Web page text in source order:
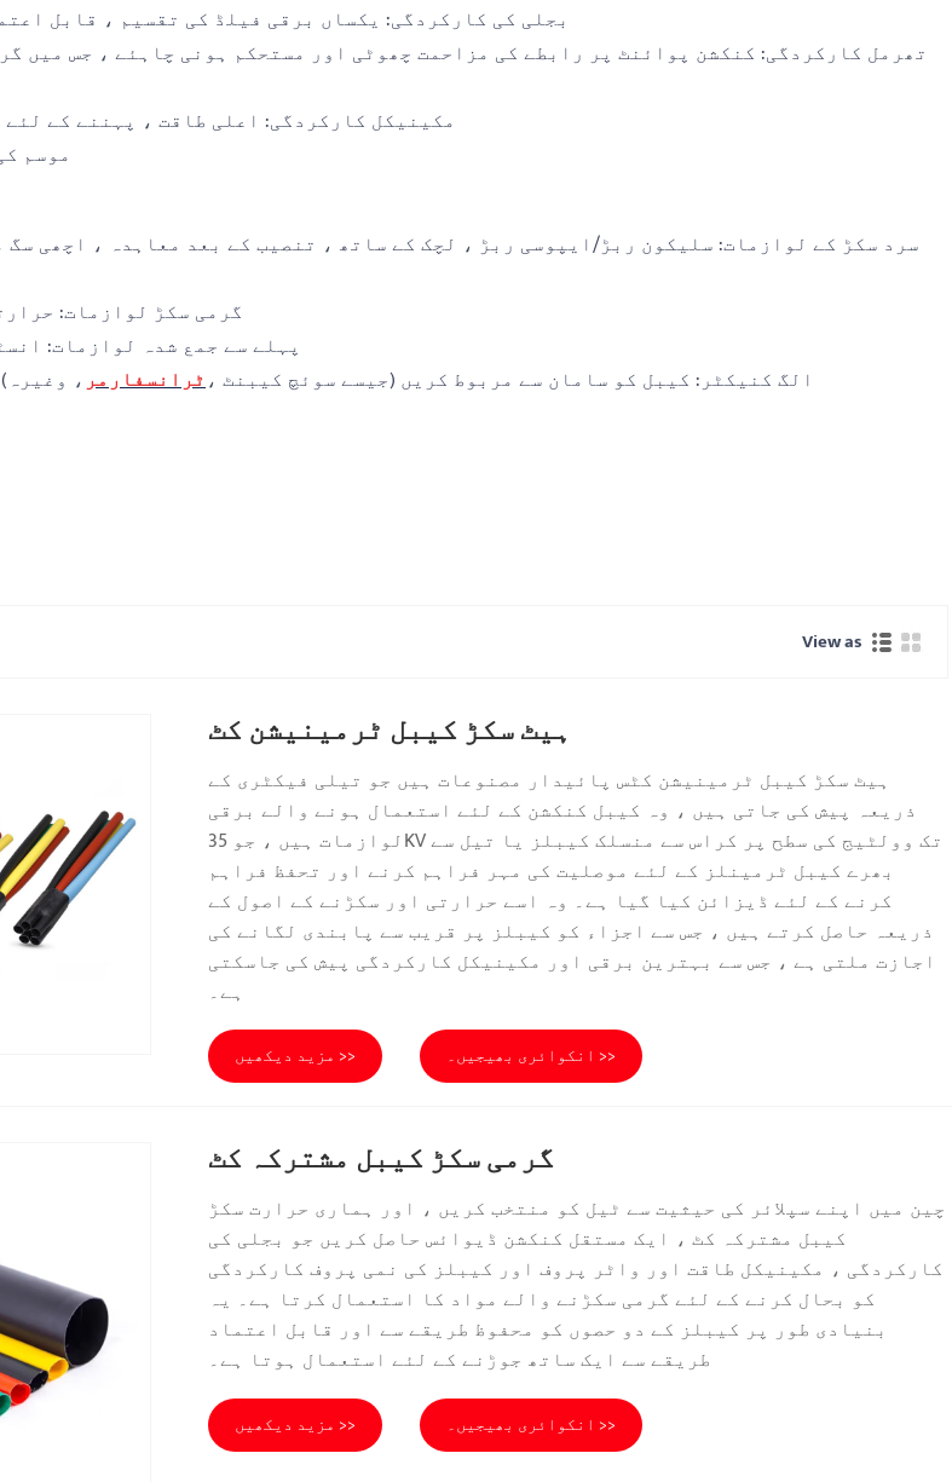
• بجلی کی کارکردگی: یکساں برقی فیلڈ کی تقسیم ، قابل
• مکینیکل کارکردگی: اعلی طاقت ، پہننے کے
•
• گرمی سکڑ لوازمات:
• پہلے سے جمع شدہ لوازمات:
• الگ کنیکٹر: کیبل کو سامان سے مربوط کریں (جیسے سوئچ کیبنٹ ،ٹرانسفارمر،
View as
ہیٹ سکڑ کیبل ٹرمینیشن کٹ
ہیٹ سکڑ کیبل ٹرمینیشن کٹس پائیدار مصنوعات ہیں جو تیلی فیکٹری کے
ذریعہ پیش کی جاتی ہیں ، وہ کیبل کنکشن کے لئے استعمال ہونے والے برقی
لوازمات ہیں ، جو 35KV تک وولٹیج کی سطح پر کراس سے منسلک کیبلز یا تیل سے
بھرے کیبل ٹرمینلز کے لئے موصلیت کی مہر فراہم کرنے اور تحفظ فراہم
کرنے کے لئے ڈیزائن کیا گیا ہے۔ وہ اسے حرارتی اور سکڑنے کے اصول کے
ذریعہ حاصل کرتے ہیں ، جس سے اجزاء کو کیبلز پر قریب سے پابندی لگانے کی
اجازت ملتی ہے ، جس سے بہترین برقی اور مکینیکل کارکردگی پیش کی جاسکتی
ہے۔
مزید دیکھیں >> انکوائری بھیجیں۔ >>
گرمی سکڑ کیبل مشترکہ کٹ
چین میں اپنے سپلائر کی حیثیت سے ٹیل کو منتخب کریں ، اور ہماری حرارت سکڑ
کیبل مشترکہ کٹ ، ایک مستقل کنکشن ڈیوائس حاصل کریں جو بجلی کی
کارکردگی ، مکینیکل طاقت اور واٹر پروف اور کیبلز کی نمی پروف کارکردگی
کو بحال کرنے کے لئے گرمی سکڑنے والے مواد کا استعمال کرتا ہے۔ یہ
بنیادی طور پر کیبلز کے دو حصوں کو محفوظ طریقے سے اور قابل اعتماد
طریقے سے ایک ساتھ جوڑنے کے لئے استعمال ہوتا ہے۔
مزید دیکھیں >> انکوائری بھیجیں۔ >>